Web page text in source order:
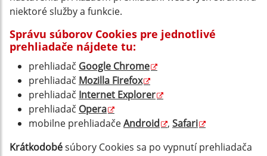
niektoré služby a funkcie.
Správu súborov Cookies pre jednotlivé
prehliadače nájdete tu:
prehliadač Google Chrome
prehliadač Mozilla Firefox
prehliadač Internet Explorer
prehliadač Opera
mobilne prehliadačeAndroid , Safari
Krátkodobésúbory Cookies sa po vypnutí prehliadača